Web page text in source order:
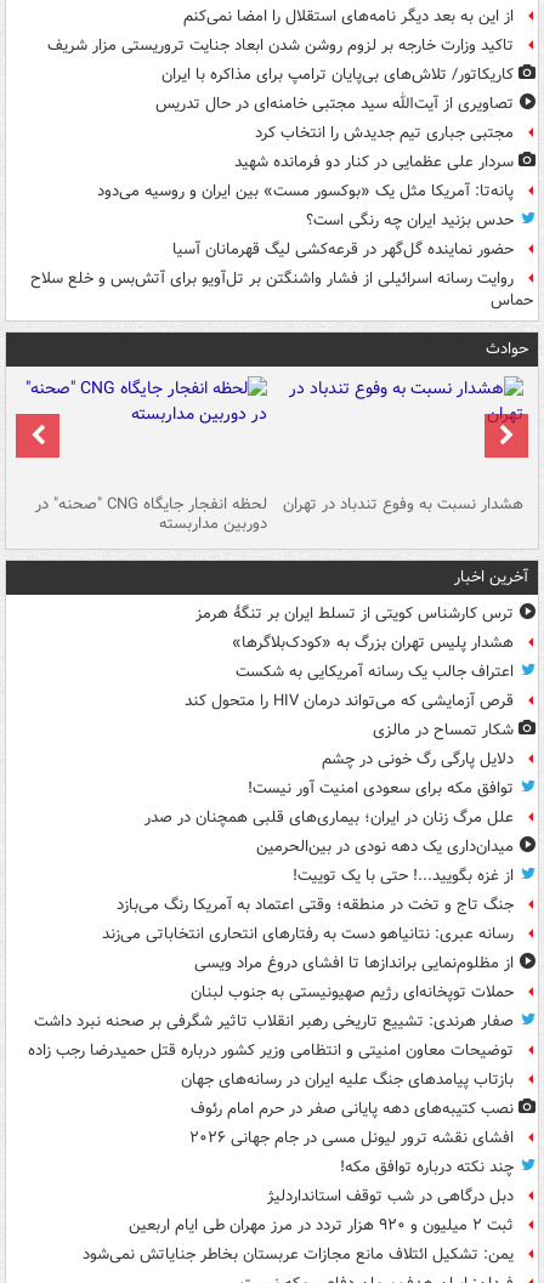
از این به بعد دیگر نامه‌های استقلال را امضا نمی‌کنم
تاکید وزارت خارجه بر لزوم روشن شدن ابعاد جنایت تروریستی مزار شریف
کاریکاتور/ تلاش‌های بی‌پایان ترامپ برای مذاکره با ایران
تصاویری از آیت‌الله سید مجتبی خامنه‌ای در حال تدریس
مجتبی جباری تیم جدیدش را انتخاب کرد
سردار علی عظمایی در کنار دو فرمانده شهید
پانه‌تا: آمریکا مثل یک «بوکسور مست» بین ایران و روسیه می‌دود
حدس بزنید ایران چه رنگی است؟
حضور نماینده گل‌گهر در قرعه‌کشی لیگ قهرمانان آسیا
روایت رسانه اسرائیلی از فشار واشنگتن بر تل‌آویو برای آتش‌بس و خلع سلاح
حماس
حوادث
هشدار نسبت به وفوع تندباد در تهران لحظه انفجار جایگاه CNG "صحنه" در
دوربین مداربسته
آخرین اخبار
ترس کارشناس کویتی از تسلط ایران بر تنگۀ هرمز
هشدار پلیس تهران بزرگ به «کودک‌بلاگرها»
اعتراف جالب یک رسانه آمریکایی به شکست
قرص آزمایشی که می‌تواند درمان HIV را متحول کند
شکار تمساح در مالزی
دلایل پارگی رگ خونی در چشم
توافق مکه برای سعودی امنیت آور نیست!
علل مرگ زنان در ایران؛ بیماری‌های قلبی همچنان در صدر
میدان‌داری یک دهه نودی در بین‌الحرمین
از غزه بگویید...! حتی با یک توییت!
جنگ تاج و تخت در منطقه؛ وقتی اعتماد به آمریکا رنگ می‌بازد
رسانه عبری: نتانیاهو دست به رفتارهای انتحاری انتخاباتی می‌زند
از مظلوم‌نمایی براندازها تا افشای دروغ مراد ویسی
حملات توپخانه‌ای رژیم صهیونیستی به جنوب لبنان
صفار هرندی: تشییع تاریخی رهبر انقلاب تاثیر شگرفی بر صحنه نبرد داشت
توضیحات معاون امنیتی و انتظامی وزیر کشور درباره قتل حمیدرضا رجب زاده
بازتاب پیامدهای جنگ علیه ایران در رسانه‌های جهان
نصب کتیبه‌های دهه پایانی صفر در حرم امام رئوف
افشای نقشه ترور لیونل مسی در جام جهانی ۲۰۲۶
چند نکته درباره توافق مکه!
دبل درگاهی در شب توقف استانداردلیژ
ثبت ۲ میلیون و ۹۲۰ هزار تردد در مرز مهران طی ایام اربعین
یمن: تشکیل ائتلاف مانع مجازات عربستان بخاطر جنایاتش نمی‌شود